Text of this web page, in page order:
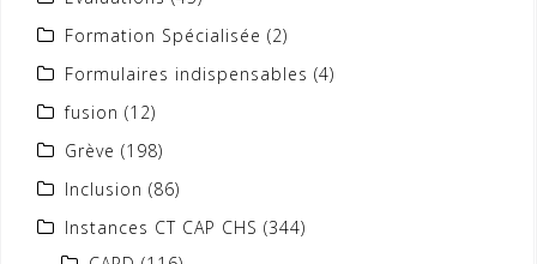
Formation Spécialisée (2)
Formulaires indispensables (4)
fusion (12)
Grève (198)
Inclusion (86)
Instances CT CAP CHS (344)